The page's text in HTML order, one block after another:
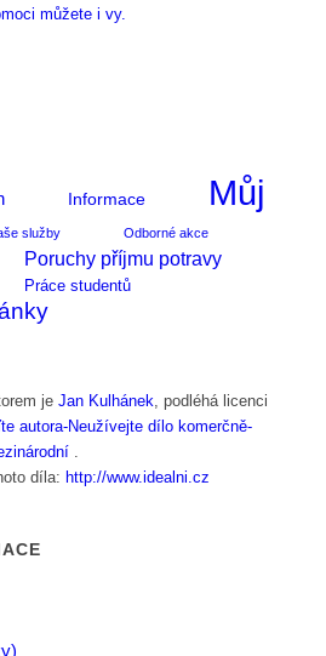
můžete i vy.
Informace
Můj
služby Odborné akce
Poruchy příjmu potravy
Práce studentů
je Jan Kulhánek , podléhá licenci
autora-Neužívejte dílo komerčně-
díla: http://www.idealni.cz